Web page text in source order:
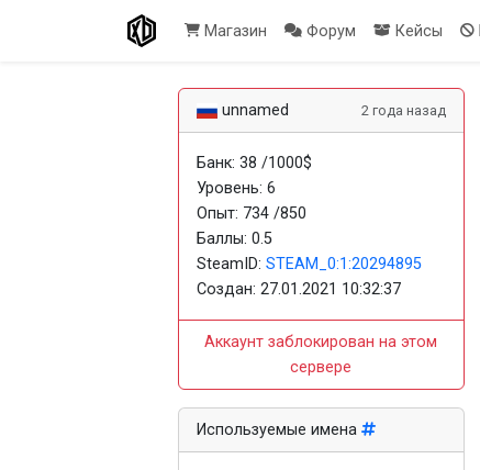
Магазин Форум Кейсы
unnamed 2 года назад
Банк: 38 /1000$
Уровень: 6
Опыт: 734 /850
Баллы: 0.5
SteamID: STEAM_0:1:20294895
Создан: 27.01.2021 10:32:37
Аккаунт заблокирован на этом
сервере
Используемые имена